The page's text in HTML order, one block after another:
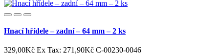
Hnací hřídele – zadní – 64 mm – 2 ks
329,00Kč Ex Tax: 271,90Kč C-00230-0046